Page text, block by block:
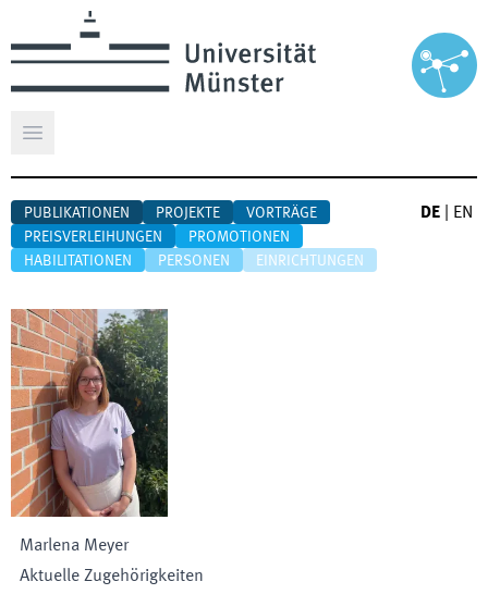
Hauptmenü öffnen
PUBLIKATIONEN PROJEKTE
VORTRÄGE
PREISVERLEIHUNGEN
PROMOTIONEN
HABILITATIONEN
PERSONEN EINRICHTUNGEN
DE EN
Marlena Meyer
Aktuelle Zugehörigkeiten